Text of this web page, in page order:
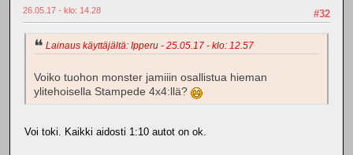
#32
26.05.17 - klo: 14.28
Lainaus käyttäjältä: Ipperu - 25.05.17 - klo: 12.57
Voiko tuohon monster jamiiin osallistua hieman
ylitehoisella Stampede 4x4:llä?
Voi toki. Kaikki aidosti 1:10 autot on ok.